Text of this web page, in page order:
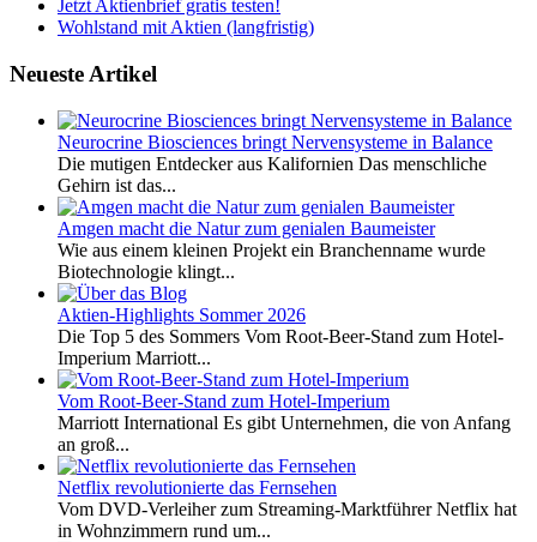
Jetzt Aktienbrief gratis testen!
Wohlstand mit Aktien (langfristig)
Neueste Artikel
Neurocrine Biosciences bringt Nervensysteme in Balance
Die mutigen Entdecker aus Kalifornien Das menschliche
Gehirn ist das...
Amgen macht die Natur zum genialen Baumeister
Wie aus einem kleinen Projekt ein Branchenname wurde
Biotechnologie klingt...
Aktien-Highlights Sommer 2026
Die Top 5 des Sommers Vom Root-Beer-Stand zum Hotel-
Imperium Marriott...
Vom Root-Beer-Stand zum Hotel-Imperium
Marriott International Es gibt Unternehmen, die von Anfang
an groß...
Netflix revolutionierte das Fernsehen
Vom DVD-Verleiher zum Streaming-Marktführer Netflix hat
in Wohnzimmern rund um...